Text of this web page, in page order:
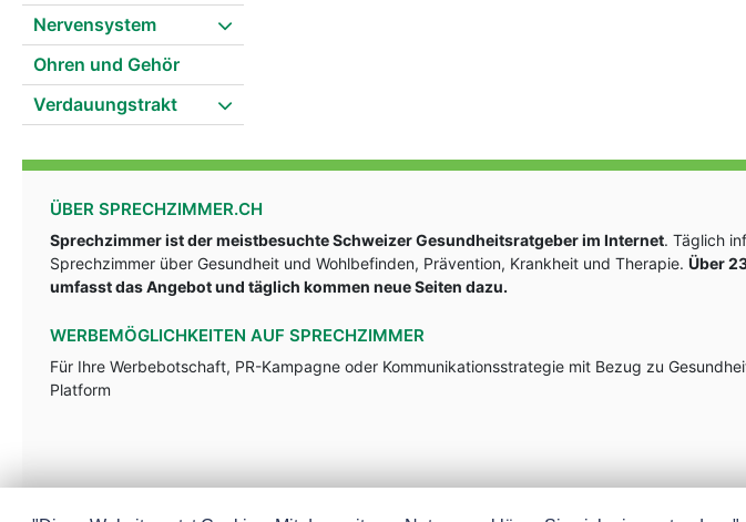
Nervensystem
Ohren und Gehör
Verdauungstrakt
ÜBER SPRECHZIMMER.CH
Sprechzimmer ist der meistbesuchte Schweizer Gesundheitsratgeber im Internet. Täglich
Sprechzimmer über Gesundheit und Wohlbefinden, Prävention, Krankheit und Therapie. Über
umfasst das Angebot und täglich kommen neue Seiten dazu.
WERBEMÖGLICHKEITEN AUF SPRECHZIMMER
Für Ihre Werbebotschaft, PR-Kampagne oder Kommunikationsstrategie mit Bezug zu
Platform